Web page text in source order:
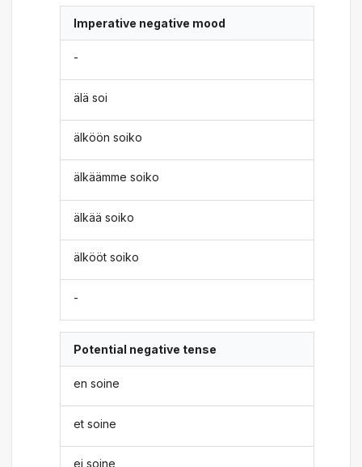
Imperative negative mood
-
älä soi
älköön soiko
älkäämme soiko
älkää soiko
älkööt soiko
-
Potential negative tense
en soine
et soine
ei soine